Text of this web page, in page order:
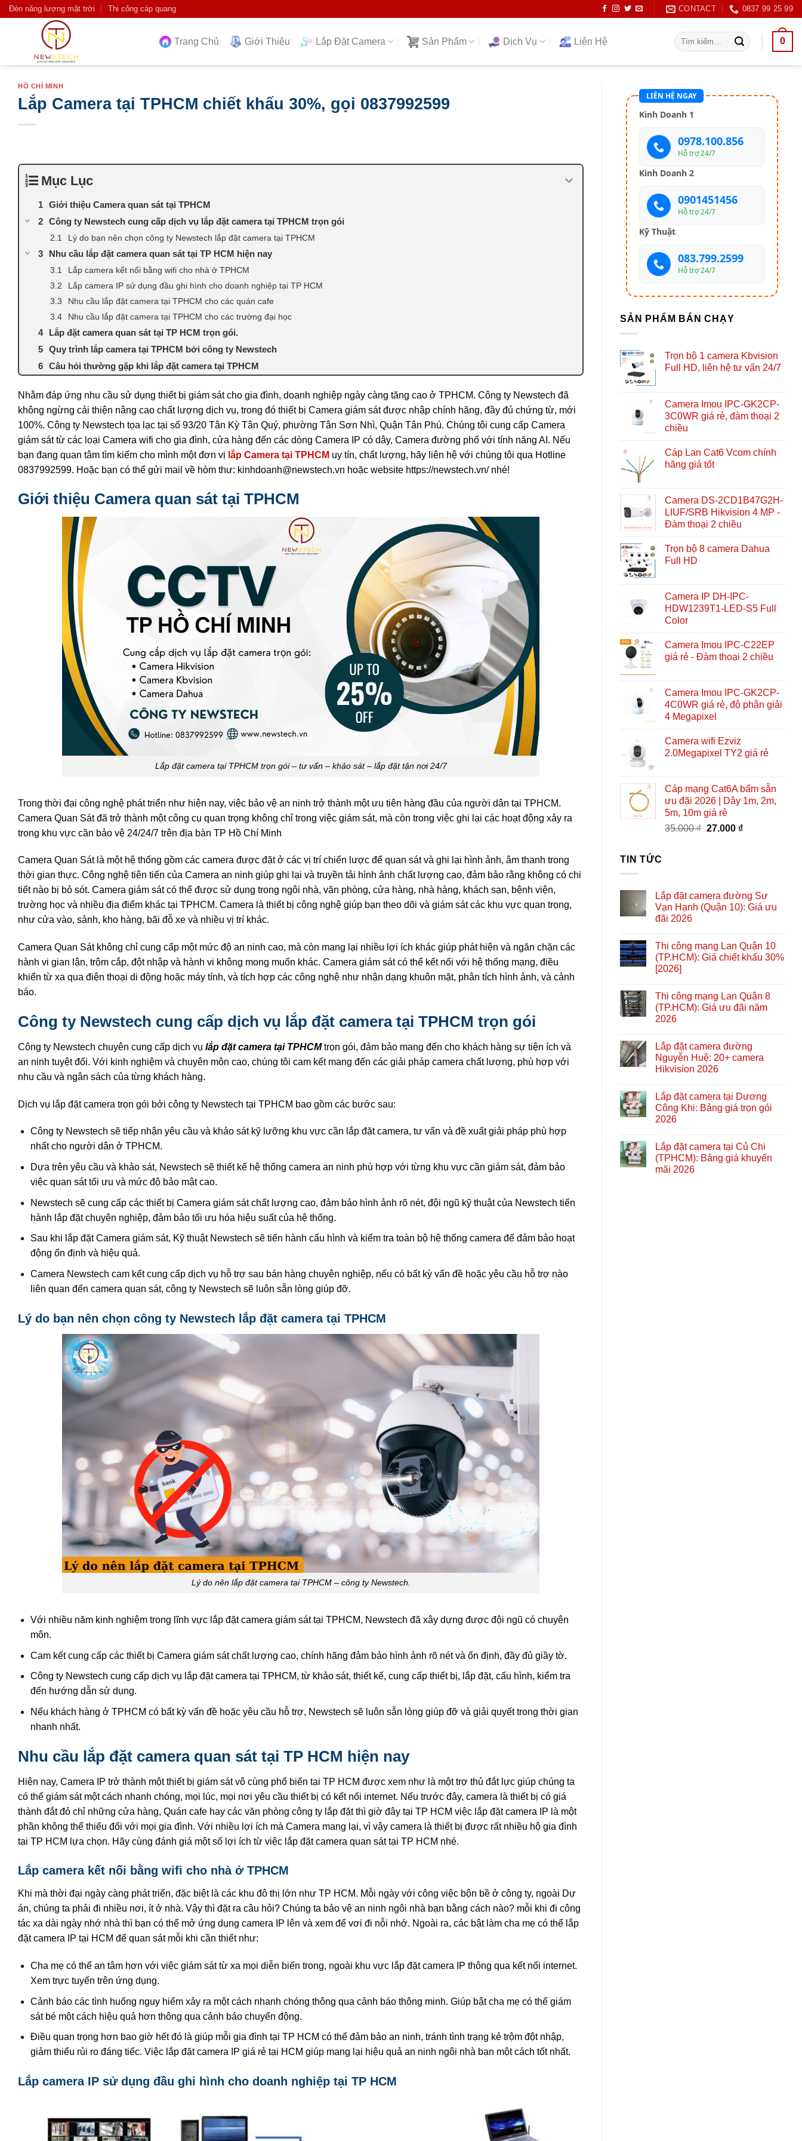
SkipĐèn năng lượng mặt trời Thi công cáp quang CONTACT 0837 99 25 99
Trang Chủ Giới Thiệu Lắp Đặt Camera Sản Phẩm Dịch Vụ Liên Hệ
Tìm
kiếm:
0
HỒ CHÍ MINH
Lắp Camera tại TPHCM chiết khấu 30%, gọi 0837992599
Mục Lục
Giới thiệu Camera quan sát tại TPHCM
Công ty Newstech cung cấp dịch vụ lắp đặt camera tại TPHCM trọn gói
Lý do bạn nên chọn công ty Newstech lắp đặt camera tại TPHCM
Nhu cầu lắp đặt camera quan sát tại TP HCM hiện nay
Lắp camera kết nối bằng wifi cho nhà ở TPHCM
Lắp camera IP sử dụng đầu ghi hình cho doanh nghiệp tại TP HCM
Nhu cầu lắp đặt camera tại TPHCM cho các quán cafe
Nhu cầu lắp đặt camera tại TPHCM cho các trường đại học
Lắp đặt camera quan sát tại TP HCM trọn gói.
Quy trình lắp camera tại TPHCM bởi công ty Newstech
Câu hỏi thường gặp khi lắp đặt camera tại TPHCM
Nhằm đáp ứng nhu cầu sử dụng thiết bị giám sát cho gia đình, doanh nghiệp ngày càng tăng cao ở TPHCM. Công ty Newstech đã
không ngừng cải thiện nâng cao chất lượng dịch vụ, trong đó thiết bị Camera giám sát được nhập chính hãng, đầy đủ chứng từ, mới
100%. Công ty Newstech tọa lạc tại số 93/20 Tân Kỳ Tân Quý, phường Tân Sơn Nhì, Quận Tân Phú. Chúng tôi cung cấp Camera
giám sát từ các loại Camera wifi cho gia đình, cửa hàng đến các dòng Camera IP có dây, Camera đường phố với tính năng AI. Nếu
bạn đang quan tâm tìm kiếm cho mình một đơn vị lắp Camera tại TPHCM uy tín, chất lượng, hãy liên hệ với chúng tôi qua Hotline
0837992599. Hoặc bạn có thể gửi mail về hòm thư: kinhdoanh@newstech.vn hoặc website https://newstech.vn/ nhé!
Giới thiệu Camera quan sát tại TPHCM
Lắp đặt camera tại TPHCM trọn gói – tư vấn – khảo sát – lắp đặt tận nơi 24/7
Trong thời đại công nghệ phát triển như hiện nay, việc bảo vệ an ninh trở thành một ưu tiên hàng đầu của người dân tại TPHCM.
Camera Quan Sát đã trở thành một công cụ quan trọng không chỉ trong việc giám sát, mà còn trong việc ghi lại các hoạt động xảy ra
trong khu vực cần bảo vệ 24/24/7 trên địa bàn TP Hồ Chí Minh
Camera Quan Sát là một hệ thống gồm các camera được đặt ở các vị trí chiến lược để quan sát và ghi lại hình ảnh, âm thanh trong
thời gian thực. Công nghệ tiên tiến của Camera an ninh giúp ghi lại và truyền tải hình ảnh chất lượng cao, đảm bảo rằng không có chi
tiết nào bị bỏ sót. Camera giám sát có thể được sử dụng trong ngôi nhà, văn phòng, cửa hàng, nhà hàng, khách sạn, bệnh viện,
trường học và nhiều địa điểm khác tại TPHCM. Camera là thiết bị công nghệ giúp bạn theo dõi và giám sát các khu vực quan trọng,
như cửa vào, sảnh, kho hàng, bãi đỗ xe và nhiều vị trí khác.
Camera Quan Sát không chỉ cung cấp một mức độ an ninh cao, mà còn mang lại nhiều lợi ích khác giúp phát hiện và ngăn chặn các
hành vi gian lận, trộm cắp, đột nhập và hành vi không mong muốn khác. Camera giám sát có thể kết nối với hệ thống mạng, điều
khiển từ xa qua điện thoại di động hoặc máy tính, và tích hợp các công nghệ như nhận dạng khuôn mặt, phân tích hình ảnh, và cảnh
báo.
Công ty Newstech cung cấp dịch vụ lắp đặt camera tại TPHCM trọn gói
Công ty Newstech chuyên cung cấp dịch vụ lắp đặt camera tại TPHCMtrọn gói, đảm bảo mang đến cho khách hàng sự tiện ích và
an ninh tuyệt đối. Với kinh nghiệm và chuyên môn cao, chúng tôi cam kết mang đến các giải pháp camera chất lượng, phù hợp với
nhu cầu và ngân sách của từng khách hàng.
Dịch vụ lắp đặt camera trọn gói bởi công ty Newstech tại TPHCM bao gồm các bước sau:
Công ty Newstech sẽ tiếp nhận yêu cầu và khảo sát kỹ lưỡng khu vực cần lắp đặt camera, tư vấn và đề xuất giải pháp phù hợp
nhất cho người dân ở TPHCM.
Dựa trên yêu cầu và khảo sát, Newstech sẽ thiết kế hệ thống camera an ninh phù hợp với từng khu vực cần giám sát, đảm bảo
việc quan sát tối ưu và mức độ bảo mật cao.
Newstech sẽ cung cấp các thiết bị Camera giám sát chất lượng cao, đảm bảo hình ảnh rõ nét, đội ngũ kỹ thuật của Newstech tiến
hành lắp đặt chuyên nghiệp, đảm bảo tối ưu hóa hiệu suất của hệ thống.
Sau khi lắp đặt Camera giám sát, Kỹ thuật Newstech sẽ tiến hành cấu hình và kiểm tra toàn bộ hệ thống camera để đảm bảo hoạt
động ổn định và hiệu quả.
Camera Newstech cam kết cung cấp dịch vụ hỗ trợ sau bán hàng chuyên nghiệp, nếu có bất kỳ vấn đề hoặc yêu cầu hỗ trợ nào
liên quan đến camera quan sát, công ty Newstech sẽ luôn sẵn lòng giúp đỡ.
Lý do bạn nên chọn công ty Newstech lắp đặt camera tại TPHCM
Lý do nên lắp đặt camera tại TPHCM – công ty Newstech.
Với nhiều năm kinh nghiệm trong lĩnh vực lắp đặt camera giám sát tại TPHCM, Newstech đã xây dựng được đội ngũ có chuyên
môn.
Cam kết cung cấp các thiết bị Camera giám sát chất lượng cao, chính hãng đảm bảo hình ảnh rõ nét và ổn định, đầy đủ giầy tờ.
Công ty Newstech cung cấp dịch vụ lắp đặt camera tại TPHCM, từ khảo sát, thiết kế, cung cấp thiết bị, lắp đặt, cấu hình, kiểm tra
đến hướng dẫn sử dụng.
Nếu khách hàng ở TPHCM có bất kỳ vấn đề hoặc yêu cầu hỗ trợ, Newstech sẽ luôn sẵn lòng giúp đỡ và giải quyết trong thời gian
nhanh nhất.
Nhu cầu lắp đặt camera quan sát tại TP HCM hiện nay
Hiện nay, Camera IP trở thành một thiết bị giám sát vô cùng phổ biến tại TP HCM được xem như là một trợ thủ đắt lực giúp chúng ta
có thể giám sát một cách nhanh chóng, mọi lúc, mọi nơi yêu cầu thiết bị có kết nối internet. Nếu trước đây, camera là thiết bị có giá
thành đắt đỏ chỉ những cửa hàng, Quán cafe hay các văn phòng công ty lắp đặt thì giờ đây tại TP HCM việc lắp đặt camera IP là một
phần không thể thiếu đối với mọi gia đình. Với nhiều lợi ích mà Camera mang lại, vì vậy camera là thiết bị được rất nhiều hộ gia đình
tại TP HCM lựa chọn. Hãy cùng đánh giá một số lợi ích từ việc lắp đặt camera quan sát tại TP HCM nhé.
Lắp camera kết nối bằng wifi cho nhà ở TPHCM
Khi mà thời đại ngày càng phát triển, đặc biệt là các khu đô thị lớn như TP HCM. Mỗi ngày với công việc bộn bề ở công ty, ngoài Dự
án, chúng ta phải đi nhiều nơi, ít ở nhà. Vậy thì đặt ra câu hỏi? Chúng ta bảo vệ an ninh ngôi nhà bạn bằng cách nào? mỗi khi đi công
tác xa dài ngày nhớ nhà thì bạn có thể mở ứng dụng camera IP lên và xem để vơi đi nỗi nhớ. Ngoài ra, các bật làm cha mẹ có thể lắp
đặt camera IP tại HCM để quan sát mỗi khi cần thiết như:
Cha mẹ có thể an tâm hơn với việc giám sát từ xa mọi diễn biến trong, ngoài khu vực lắp đặt camera IP thông qua kết nối internet.
Xem trực tuyến trên ứng dụng.
Cảnh báo các tình huống nguy hiểm xảy ra một cách nhanh chóng thông qua cảnh báo thông minh. Giúp bật cha mẹ có thể giám
sát bé một cách hiệu quả hơn thông qua cảnh báo chuyển động.
Điều quan trọng hơn bao giờ hết đó là giúp mỗi gia đình tại TP HCM có thể đảm bảo an ninh, tránh tình trạng kẻ trộm đột nhập,
giảm thiểu rủi ro đáng tiếc. Việc lắp đặt camera IP giá rẻ tại HCM giúp mang lại hiệu quả an ninh ngôi nhà bạn một cách tốt nhất.
Lắp camera IP sử dụng đầu ghi hình cho doanh nghiệp tại TP HCM
LIÊN HỆ NGAY
Kinh Doanh 1
0978.100.856
Hỗ trợ 24/7
Kinh Doanh 2
0901451456
Hỗ trợ 24/7
Kỹ Thuật
083.799.2599
Hỗ trợ 24/7
SẢN PHẨM BÁN CHẠY
Trọn bộ 1 camera Kbvision
Full HD, liên hệ tư vấn 24/7
Camera Imou IPC-GK2CP-
3C0WR giá rẻ, đàm thoại 2
chiều
Cáp Lan Cat6 Vcom chính
hãng giá tốt
Camera DS-2CD1B47G2H-
LIUF/SRB Hikvision 4 MP -
Đàm thoại 2 chiều
Trọn bộ 8 camera Dahua
Full HD
Camera IP DH-IPC-
HDW1239T1-LED-S5 Full
Color
Camera Imou IPC-C22EP
giá rẻ - Đàm thoại 2 chiều
Camera Imou IPC-GK2CP-
4C0WR giá rẻ, độ phân giải
4 Megapixel
Camera wifi Ezviz
2.0Megapixel TY2 giá rẻ
Cáp mạng Cat6A bấm sẵn
ưu đãi 2026 | Dây 1m, 2m,
5m, 10m giá rẻ
35.000₫ Giá
27.000 ₫Giá
TIN TỨC
Lắp đặt camera đường Sư
Vạn Hạnh (Quận 10): Giá ưu
đãi 2026
Thi công mạng Lan Quận 10
(TP.HCM): Giá chiết khấu 30%
[2026]
Thi công mạng Lan Quận 8
(TP.HCM): Giá ưu đãi năm
2026
Lắp đặt camera đường
Nguyễn Huệ: 20+ camera
Hikvision 2026
Lắp đặt camera tại Dương
Công Khi: Bảng giá trọn gói
2026
Lắp đặt camera tại Củ Chi
(TPHCM): Bảng giá khuyến
mãi 2026